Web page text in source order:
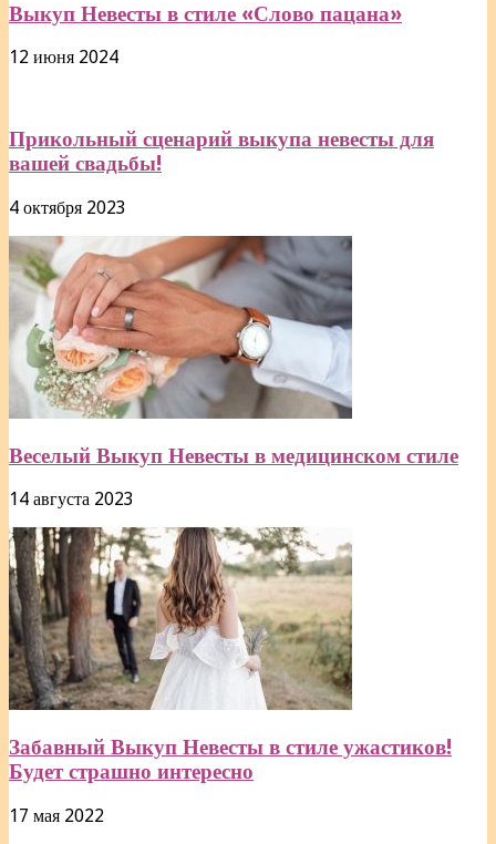
Выкуп Невесты в стиле «Слово пацана»
12 июня 2024
Прикольный сценарий выкупа невесты для
вашей свадьбы!
4 октября 2023
Веселый Выкуп Невесты в медицинском стиле
14 августа 2023
Забавный Выкуп Невесты в стиле ужастиков!
Будет страшно интересно
17 мая 2022